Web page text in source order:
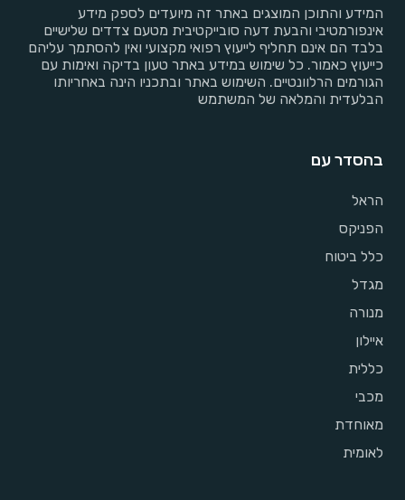
המידע והתוכן המוצגים באתר זה מיועדים לספק מידע
אינפורמטיבי והבעת דעה סובייקטיבית מטעם צדדים שלישיים
בלבד הם אינם תחליף לייעוץ רפואי מקצועי ואין להסתמך עליהם
כייעוץ כאמור. כל שימוש במידע באתר טעון בדיקה ואימות עם
הגורמים הרלוונטיים. השימוש באתר ובתכניו הינה באחריותו
הבלעדית והמלאה של המשתמש
בהסדר עם
הראל
הפניקס
כלל ביטוח
מגדל
מנורה
איילון
כללית
מכבי
מאוחדת
לאומית